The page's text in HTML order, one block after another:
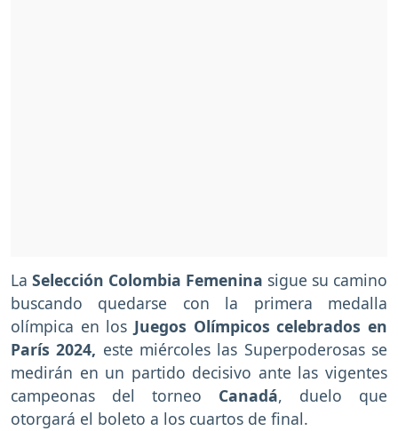
La Selección Colombia Femenina sigue su camino
buscando quedarse con la primera medalla
olímpica en los Juegos Olímpicos celebrados en
París 2024, este miércoles las Superpoderosas se
medirán en un partido decisivo ante las vigentes
campeonas del torneo Canadá, duelo que
otorgará el boleto a los cuartos de final.